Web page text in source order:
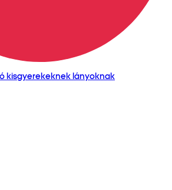
kisgyerekeknek lányoknak